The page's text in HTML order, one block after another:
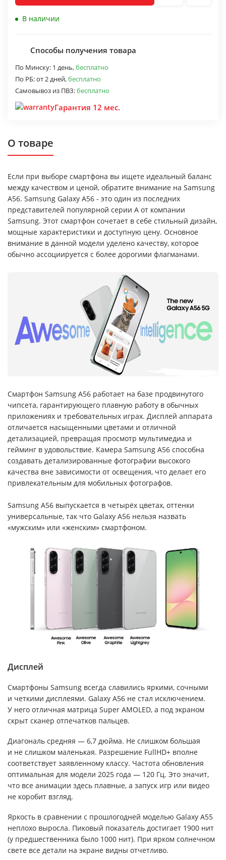
В наличии
Способы получения товара
По Минску: 1 день,бесплатно
По РБ:от 2 дней,бесплатно
Самовывоз из ПВЗ:бесплатно
Гарантия 12 мес.
О товаре
Если при выборе смартфона вы ищете идеальный баланс
между качеством и ценой, обратите внимание на Samsung
A56. Samsung Galaxy A56 - это один из последних
представителей популярной серии A от компании
Samsung. Этот смартфон сочетает в себе стильный дизайн,
мощные характеристики и доступную цену. Основное
внимание в данной модели уделено качеству, которое
обычно ассоциируется с более дорогими флагманами.
Смартфон Samsung A56 работает на базе продвинутого
чипсета, гарантирующего плавную работу в обычных
приложениях и требовательных играх. Дисплей аппарата
отличается насыщенными цветами и отличной
детализацией, превращая просмотр мультимедиа и
гейминг в удовольствие. Камера Samsung A56 способна
создавать детализированные фотографии высокого
качества вне зависимости от освещения, что делает его
привлекательным для мобильных фотографов.
Samsung A56 выпускается в четырёх цветах, оттенки
универсальные, так что Galaxy A56 нельзя назвать
«мужским» или «женским» смартфоном.
Дисплей
Смартфоны Samsung всегда славились яркими, сочными
и четкими дисплеями. Galaxy A56 не стал исключением.
У него отличная матрица Super AMOLED, а под экраном
скрыт сканер отпечатков пальцев.
Диагональ средняя — 6,7 дюйма. Не слишком большая
и не слишком маленькая. Разрешение FullHD+ вполне
соответствует заявленному классу. Частота обновления
оптимальная для модели 2025 года — 120 Гц. Это значит,
что все анимации здесь плавные, а запуск игр или видео
не коробит взгляд.
Яркость в сравнении с прошлогодней моделью Galaxy A55
неплохо выросла. Пиковый показатель достигает 1900 нит
(у предшественника было 1000 нит). При ярком солнечном
свете все детали на экране видны отчетливо.